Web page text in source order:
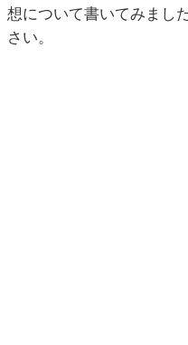
想について書いてみまし
さい。